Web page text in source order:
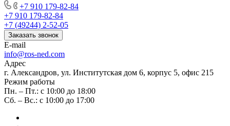
+7 910 179-82-84
+7 910 179-82-84
+7 (49244) 2-52-05
Заказать звонок
E-mail
info@ros-ned.com
Адрес
г. Александров, ул. Институтская дом 6, корпус 5, офис 215
Режим работы
Пн. – Пт.: с 10:00 до 18:00
Сб. – Вс.: с 10:00 до 17:00